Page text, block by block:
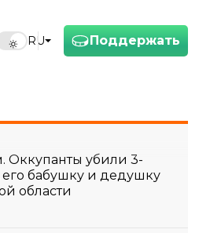
Поддержать
RU
Оккупанты убили 3-
его бабушку и дедушку
области